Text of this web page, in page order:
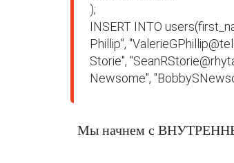
);
INSERT INTO
Phillip",
Storie",
Newsome",
Мы начнем с